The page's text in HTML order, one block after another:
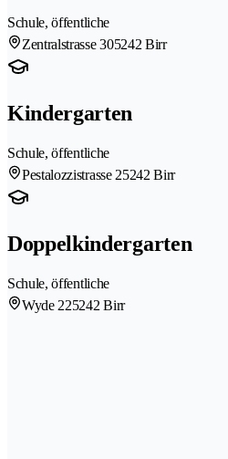
Schule, öffentliche
Zentralstrasse 305242 Birr
Kindergarten
Schule, öffentliche
Pestalozzistrasse 25242 Birr
Doppelkindergarten
Schule, öffentliche
Wyde 225242 Birr